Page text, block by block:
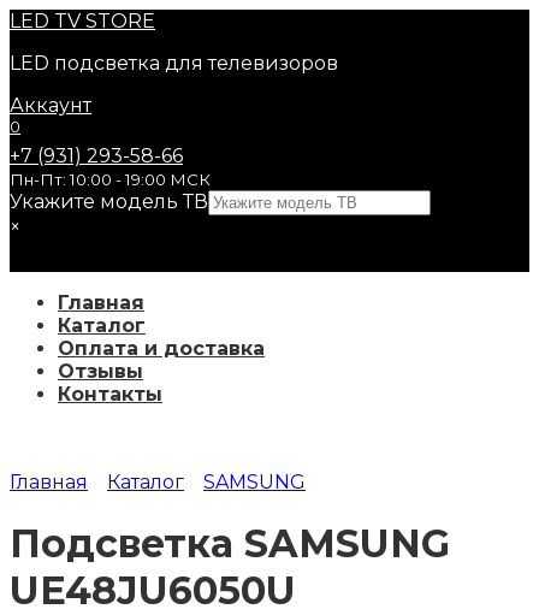
Перейти
содержанию
LED TV STORE
LED подсветка для телевизоров
Аккаунт
0
+7 (931) 293-58-66
Пн-Пт: 10:00 - 19:00 МСК
Укажите модель ТВ
×
Главная
Каталог
Оплата и доставка
Отзывы
Контакты
Главная Каталог SAMSUNG
Подсветка SAMSUNG
UE48JU6050U